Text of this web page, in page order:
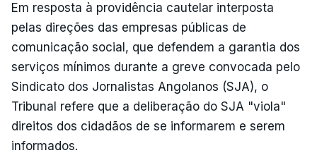
Em resposta à providência cautelar interposta
pelas direções das empresas públicas de
comunicação social, que defendem a garantia dos
serviços mínimos durante a greve convocada pelo
Sindicato dos Jornalistas Angolanos (SJA), o
Tribunal refere que a deliberação do SJA "viola"
direitos dos cidadãos de se informarem e serem
informados.